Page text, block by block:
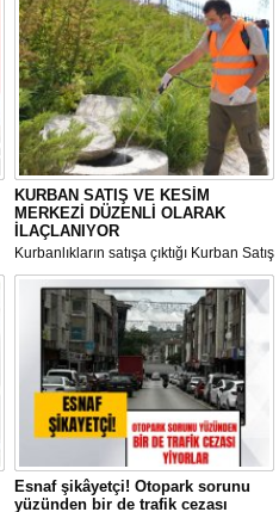
KURBAN SATIŞ VE KESİM
MERKEZİ DÜZENLİ OLARAK
İLAÇLANIYOR
Kurbanlıkların satışa çıktığı Kurban Satış
ve Kesim Merkezi, haşere ve
mikropların önüne geçilmesi amacıyla
her gün Gölbaşı Belediyesi ekipleri
tarafından düzenli olarak ilaçlanıyor.
Esnaf şikâyetçi! Otopark sorunu
yüzünden bir de trafik cezası